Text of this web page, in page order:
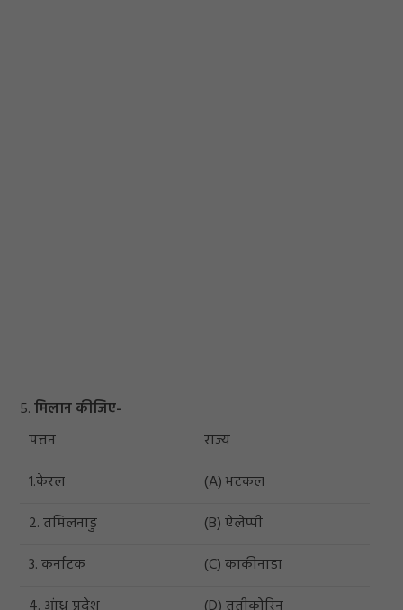
5.मिलान कीजिए-
पत्तन
राज्य
1.केरल
(A) भटकल
2. तमिलनाडु
(B) ऐलेप्पी
3. कर्नाटक
(C) काकीनाडा